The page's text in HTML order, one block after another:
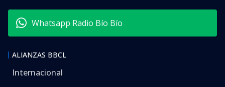
Whatsapp Radio Bío Bío
ALIANZAS BBCL
Internacional